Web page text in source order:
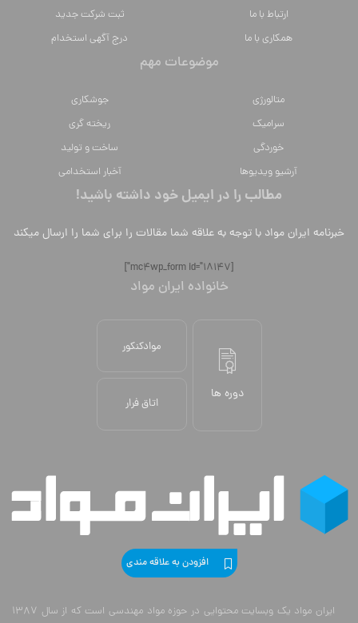
ارتباط با ما
ثبت شرکت جدید
همکاری با ما
درج آگهی استخدام
موضوعات مهم
متالورژي
جوشکاری
سراميك
ریخته گری
خوردگی
ساخت و تولید
آرشیو ویدیوها
آخبار استخدامی
مطالب را در ایمیل خود داشته باشید!
خبرنامه ایران مواد با توجه به علاقه شما مقالات را برای شما را ارسال میکند
[mc4wp_form id="18147"]
خانواده ایران مواد
دوره ها
موادکنکور
اتاق فرار
افزودن به علاقه مندی
ایران مواد یک وبسایت محتوایی در حوزه مواد مهندسی است که از سال 1387